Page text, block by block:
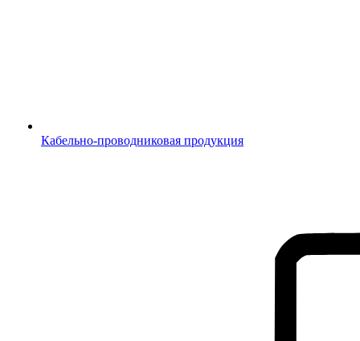
Кабельно-проводниковая продукция